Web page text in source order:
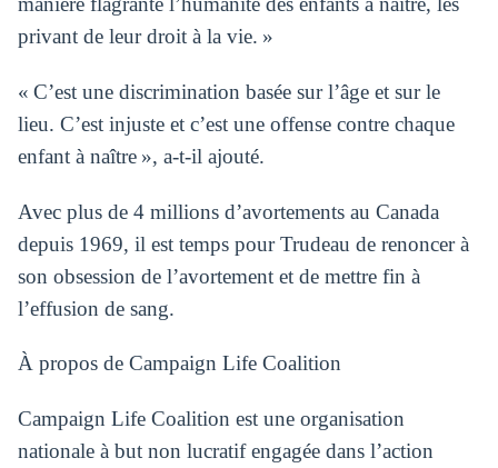
privant de leur droit à la vie. »
« C’est une discrimination basée sur l’âge et sur le
lieu. C’est injuste et c’est une offense contre chaque
enfant à naître », a-t-il ajouté.
Avec plus de 4 millions d’avortements au Canada
depuis 1969, il est temps pour Trudeau de renoncer à
son obsession de l’avortement et de mettre fin à
l’effusion de sang.
À propos de Campaign Life Coalition
Campaign Life Coalition est une organisation
nationale à but non lucratif engagée dans l’action